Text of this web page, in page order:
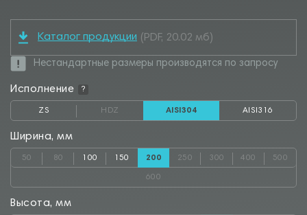
Каталог продукции (PDF, 20.02 мб)
Нестандартные размеры производятся по запросу
Исполнение ?
ZS HDZ AISI304 AISI316
Ширина, мм
50 80 100 150 200 250 300 400 500
600
Высота, мм